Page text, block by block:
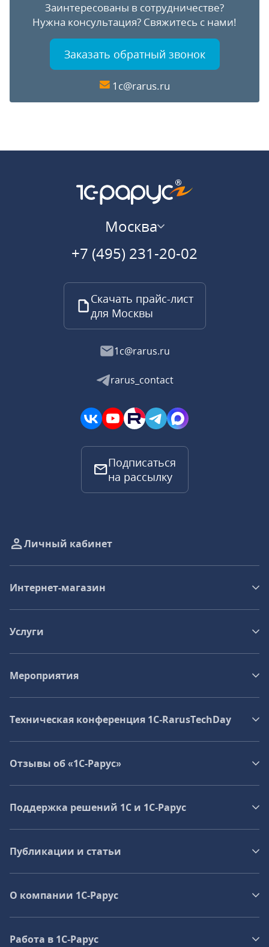
Заинтересованы в сотрудничестве?
Нужна консультация? Свяжитесь с нами!
Заказать обратный звонок
1c@rarus.ru
Москва
+7 (495) 231-20-02
Скачать прайс-лист
для Москвы
1c@rarus.ru
rarus_contact
Подписаться
на рассылку
Личный кабинет
Интернет-магазин
Услуги
Мероприятия
Техническая конференция 1C‑RarusTechDay
Отзывы об «1С-Рарус»
Поддержка решений 1С и 1С‑Рарус
Публикации и статьи
О компании 1C-Рарус
Работа в 1С‑Рарус